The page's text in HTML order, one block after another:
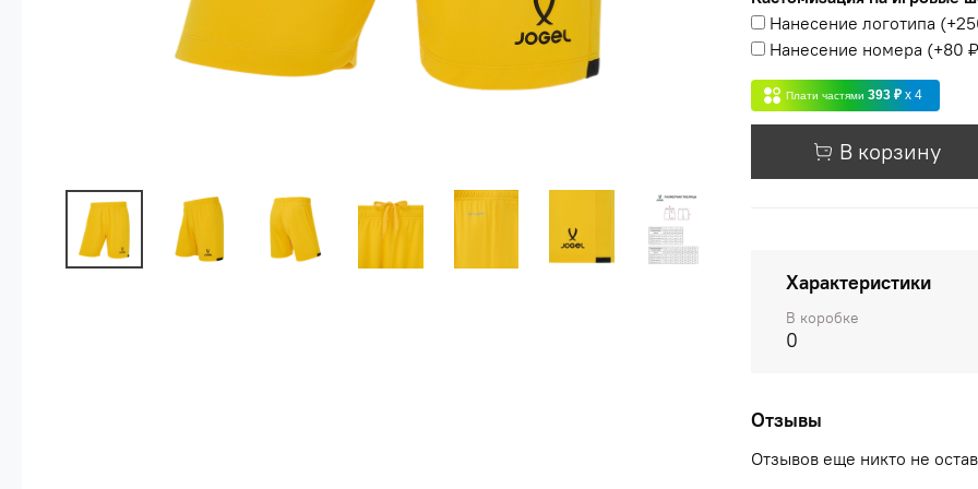
Нанесение логотипа (+
Нанесение номера (+80 ₽
Плати частями 393 ₽ x 4
В корзину
Характеристики
В коробке
0
Отзывы
Отзывов еще никто не